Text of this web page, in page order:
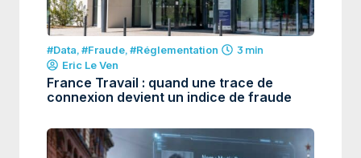
#Data,#Fraude,#Réglementation
3 min
Eric Le Ven
France Travail : quand une trace de
connexion devient un indice de fraude